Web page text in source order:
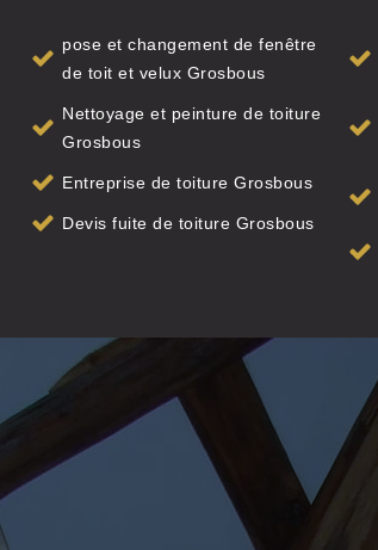
pose et changement de fenêtre
de toit et velux Grosbous
Nettoyage et peinture de toiture
Grosbous
Entreprise de toiture Grosbous
Devis fuite de toiture Grosbous